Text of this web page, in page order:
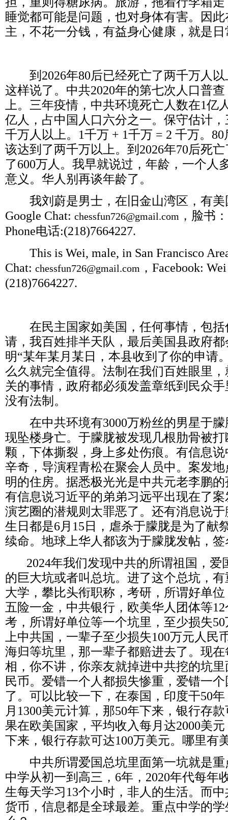
睡觉都可能是问题，也对身体有害。因
主，不花一分钱，有益身心健康，就是
到 2026年80后已经死亡了两千万人
这样说了。中共2020年的第七次人口普查
上。三年疫情，中共环境死亡人数在1亿
亿人，占中国人口六分之一。保守估计
千万人以上。 1千万 + 1千万 = 2 千万。 80
该达到了两千万以上。到 2026年70后死亡
了600万人。我早就说过，年龄，一个人
意义。华人别再谈年龄了。
我刘蔚是男士，在旧金山湾区，有
Google Chat: chessfun726@gmail.com ，脸书：
Phone电话:(218)7664227.
This is Wei, male, in San Francisco
Chat: chessfun726@gmail.com ， Facebook:
(218)7664227.
在民主国家如美国，任何事情，包
请，我百姓排半天队，最后美国县政府
明“某年某月某日，本县收到了你的申请
么久就完全值得。法制在我们百姓眼里
关的事情，政府都必须发盖章纸到民众
没有法制。
在中共环境有3000万粉丝的男星于朦
现坠楼身亡。于朦胧被发现几根肋骨被
颗，下体撕裂，身上多处伤痕。有信息
辛奇，导演程青松在聚会人员中。案发
明的住房。据悉极光光是中共元老李鹏
有信息说习近平的弟弟习远平出现在了
演艺圈的潜规则太罪恶了。还有消息说
生日都是6月 15 日，虐杀于朦胧是为了献
续命。地球上华人都该为于朦胧发帖，签
2024年我们发现中共的所谓祖国，爱
的巨大坑或者叫总坑。进了这个总坑，
大学，攀比头衔职称，考研，所谓好单
五险一金，中共银行，欧美华人团体等12
考，所谓好单位等一个坑里，至少损失50
上中共国，一辈子至少损失100万元人民
海归等坑里，那一辈子都赔进去了。现
相，你不讲，你亲友就掉进中共挖的坑
民币。爱错一个人都损失惨重，爱错一
了。可以比较一下，在泰国，印度干50年
月 1300美元计算，那50年下来，银行存
果在欧美国家，平均收入每月达2000美元
下来，银行存款可达100万美元。哪里有
中共所谓爱国总坑里面第一坑就是
中学从初一到高三， 6年， 2020年代每年
生每天学习 13个小时，非人的生活。而
货币，信息都是全球最差。重点中学的